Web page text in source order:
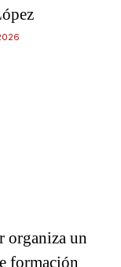
organiza un
formación